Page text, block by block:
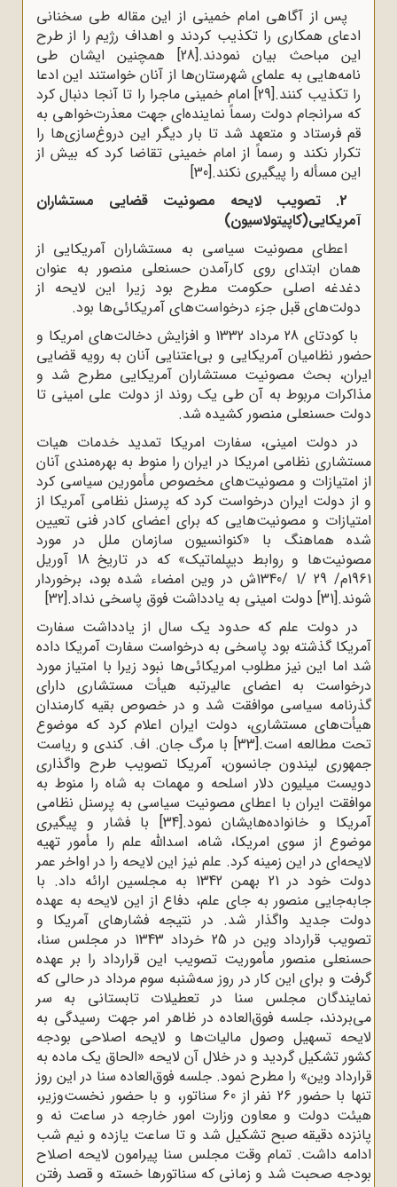
پس از آگاهی امام خمینی از این مقاله طی سخنانی
ادعای همکاری را تکذیب کردند و اهداف رژیم را از طرح
این مباحث بیان نمودند.[28]
همچنین ایشان طی
نامه‌هایی به علمای شهرستان‌ها از آنان خواستند این ادعا
را تکذیب کنند.[29]
امام خمینی ماجرا را تا آنجا دنبال کرد
که سرانجام دولت رسماً نماینده‌‌ای جهت معذرت‌خواهی به
قم فرستاد و متعهد شد تا بار دیگر این دروغ‌سازی‌ها را
تکرار نکند و رسماً از امام خمینی تقاضا کرد که بیش از
این مسأله را پیگیری نکند.[30]
2. تصویب لایحه مصونیت قضایی مستشاران
آمریکایی(کاپیتولاسیون)
اعطای مصونیت سیاسی به مستشاران آمریکایی از
همان ابتدای روی کارآمدن حسنعلی منصور به عنوان
دغدغه‌ اصلی حکومت مطرح بود زیرا این لایحه از
دولت‌های قبل جزء درخواست‌های آمریکائی‌ها بود.
با کودتای 28 مرداد 1332 و افزایش دخالت‌های امریکا و
حضور نظامیان آمریکایی و بی‌اعتنایی آنان به رویه قضایی
ایران، بحث مصونیت مستشاران آمریکایی مطرح شد و
مذاکرات مربوط به آن طی یک روند از دولت علی امینی تا
دولت حسنعلی منصور کشیده شد.
در دولت امینی، سفارت امریکا تمدید خدمات هیات
مستشاری نظامی امریکا در ایران را منوط به بهره‌مندی آنان
از امتیازات و مصونیت‌های مخصوص مأمورین سیاسی کرد
و از دولت ایران درخواست کرد که پرسنل نظامی آمریکا از
امتیازات و مصونیت‌هایی که برای اعضای کادر فنی تعیین
شده هماهنگ با «کنوانسیون سازمان ملل در مورد
مصونیت‌ها و روابط دیپلماتیک» که در تاریخ 18 آوریل
1961م/ 29 /1 /1340ش در وین امضاء شده بود، برخوردار
شوند.[31] دولت امینی به یادداشت فوق پاسخی نداد.[32]
در دولت علم که حدود یک سال از یادداشت سفارت
آمریکا گذشته بود پاسخی به درخواست سفارت آمریکا داده
شد اما این نیز مطلوب امریکائی‌ها نبود زیرا با امتیاز مورد
درخواست به اعضای عالیرتبه هیأت مستشاری دارای
گذرنامه سیاسی موافقت شد و در خصوص بقیه کارمندان
هیأت‌های مستشاری، دولت ایران اعلام کرد که موضوع
تحت مطالعه است.[33]
با مرگ جان. اف. کندی و ریاست
جمهوری لیندون جانسون، آمریکا تصویب طرح واگذاری
دویست میلیون دلار اسلحه و مهمات به شاه را منوط به
موافقت ایران با اعطای مصونیت سیاسی به پرسنل نظامی
آمریکا و خانواده‌هایشان نمود.[34]
با فشار و پیگیری
موضوع از سوی امریکا، شاه، اسدالله علم را مأمور تهیه
لایحه‌ای در این زمینه کرد. علم نیز این لایحه را در اواخر عمر
دولت خود در 21 بهمن 1342 به مجلسین ارائه داد. با
جابه‌جایی منصور به جای علم، دفاع از این لایحه به عهده
دولت جدید واگذار شد. در نتیجه فشارهای آمریکا و
تصویب قرارداد وین در 25 خرداد 1343 در مجلس سنا،
حسنعلی منصور مأموریت تصویب این قرارداد را بر عهده
گرفت و برای این کار در روز سه‌شنبه سوم مرداد در حالی که
نمایندگان مجلس سنا در تعطیلات تابستانی به سر
می‌بردند، جلسه فوق‌العاده در ظاهر امر جهت رسیدگی به
لایحه تسهیل وصول مالیات‌ها و لایحه اصلاحی بودجه
کشور تشکیل گردید و در خلال آن لایحه «الحاق یک ماده به
قرارداد وین» را مطرح نمود. جلسه فوق‌العاده سنا در این روز
تنها با حضور 26 نفر از 60 سناتور، و با حضور نخست‌وزیر،
هیئت دولت و معاون وزارت امور خارجه در ساعت نه و
پانزده دقیقه صبح تشکیل شد و تا ساعت یازده و نیم شب
ادامه داشت. تمام وقت مجلس سنا پیرامون لایحه اصلاح
بودجه صحبت شد و زمانی که سناتورها خسته و قصد رفتن